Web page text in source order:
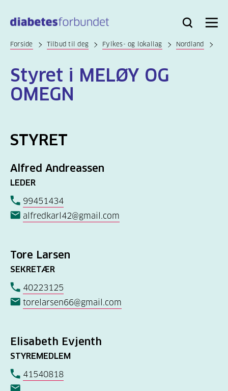
hovedinnhold
Bli
Logg
Søk Meny
Forside Tilbud til deg Fylkes- og lokallag Nordland
Styret i MELØY OG
OMEGN
STYRET
Alfred Andreassen
LEDER
99451434
alfredkarl42@gmail.com
Tore Larsen
SEKRETÆR
40223125
torelarsen66@gmail.com
Elisabeth Evjenth
STYREMEDLEM
41540818